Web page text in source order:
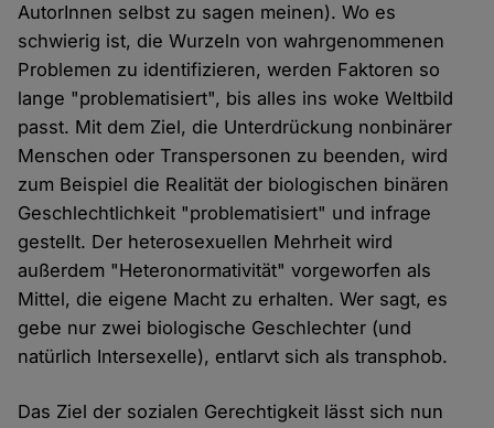
AutorInnen selbst zu sagen meinen). Wo es
schwierig ist, die Wurzeln von wahrgenommenen
Problemen zu identifizieren, werden Faktoren so
lange "problematisiert", bis alles ins woke Weltbild
passt. Mit dem Ziel, die Unterdrückung nonbinärer
Menschen oder Transpersonen zu beenden, wird
zum Beispiel die Realität der biologischen binären
Geschlechtlichkeit "problematisiert" und infrage
gestellt. Der heterosexuellen Mehrheit wird
außerdem "Heteronormativität" vorgeworfen als
Mittel, die eigene Macht zu erhalten. Wer sagt, es
gebe nur zwei biologische Geschlechter (und
natürlich Intersexelle), entlarvt sich als transphob.
Das Ziel der sozialen Gerechtigkeit lässt sich nun